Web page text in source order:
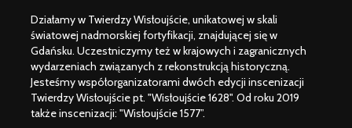
Działamy w Twierdzy Wisłoujście, unikatowej w skali
światowej nadmorskiej fortyfikacji, znajdującej się w
Gdańsku. Uczestniczymy też w krajowych i zagranicznych
wydarzeniach związanych z rekonstrukcją historyczną.
Jesteśmy współorganizatorami dwóch edycji inscenizacji
Twierdzy Wisłoujście pt. "Wisłoujście 1628". Od roku 2019
także inscenizacji: "Wisłoujście 1577”.